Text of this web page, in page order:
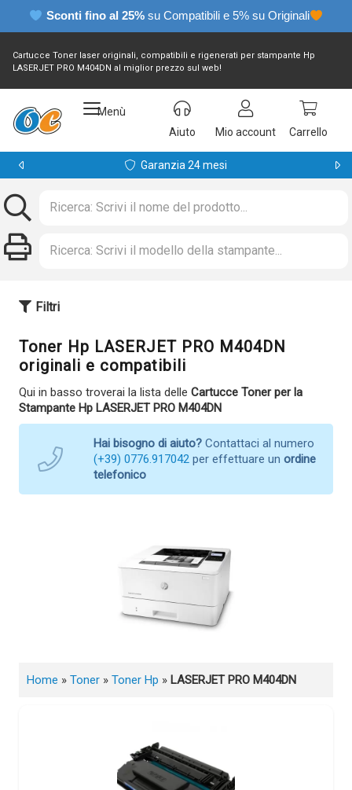
Sconti fino al 25% su Compatibili e 5% su Originali
Cartucce Toner laser originali, compatibili e rigenerati per stampante Hp
LASERJET PRO M404DN al miglior prezzo sul web!
Menù
Aiuto
Mio account Carrello
Garanzia 24 mesi
Filtri
Toner Hp LASERJET PRO M404DN
originali e compatibili
Qui in basso troverai la lista delle Cartucce Toner per la
Stampante Hp LASERJET PRO M404DN
Hai bisogno di aiuto? Contattaci al numero
(+39) 0776.917042 per effettuare un ordine
telefonico
Home » Toner » Toner Hp » LASERJET PRO M404DN